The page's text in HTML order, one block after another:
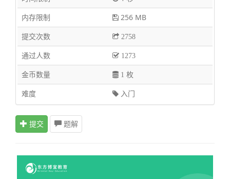
内存限制
256 MB
提交次数
2758
通过人数 1273
金币数量 1 枚
难度 入门
提交 题解